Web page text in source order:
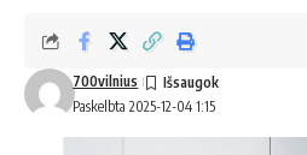
Paskelbta 2025-12-04 1:15
700vilnius